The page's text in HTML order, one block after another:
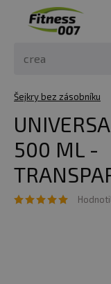
Šejkry bez zásobníku
500 ML -